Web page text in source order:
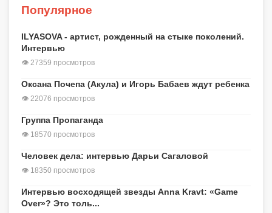
Популярное
ILYASOVA - артист, рожденный на стыке поколений.
Интервью
👁 27359 просмотров
Оксана Почепа (Акула) и Игорь Бабаев ждут ребенка
👁 22076 просмотров
Группа Пропаганда
👁 18570 просмотров
Человек дела: интервью Дарьи Сагаловой
👁 18350 просмотров
Интервью восходящей звезды Anna Kravt: «Game
Over»? Это толь...